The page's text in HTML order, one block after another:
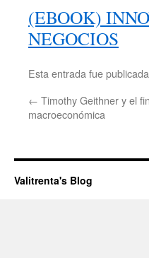
(EBOOK)
NEGOCIOS
Esta entrada fue
← Timothy Geithner y el
macroeconómica
Valitrenta's Blog